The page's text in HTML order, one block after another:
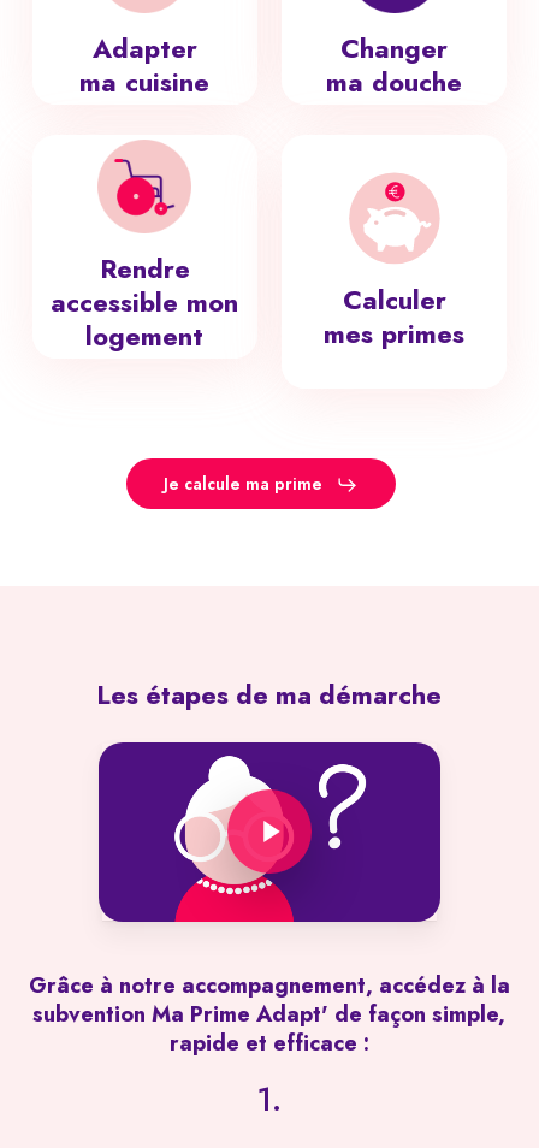
Adapter
ma cuisine
Changer
ma douche
Rendre
accessible mon
logement
Calculer
mes primes
Je calcule ma prime
Les étapes de ma démarche
Play Video
Grâce à notre accompagnement, accédez à la
subvention Ma Prime Adapt' de façon simple,
rapide et efficace :
1.